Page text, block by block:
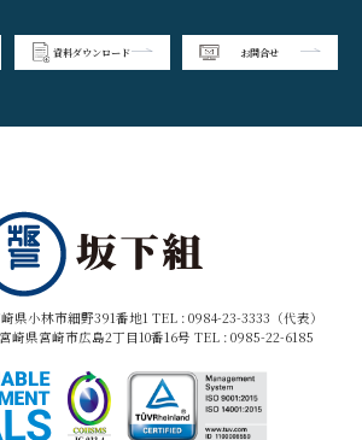
資料ダウンロード お問合せ
県小林市細野391番地1 TEL : 0984-23-3333（代表）
崎県宮崎市広島2丁目10番16号 TEL : 0985-22-6185